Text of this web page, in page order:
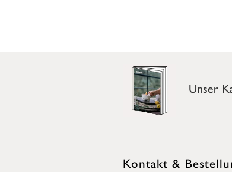
Unser
Kontakt &